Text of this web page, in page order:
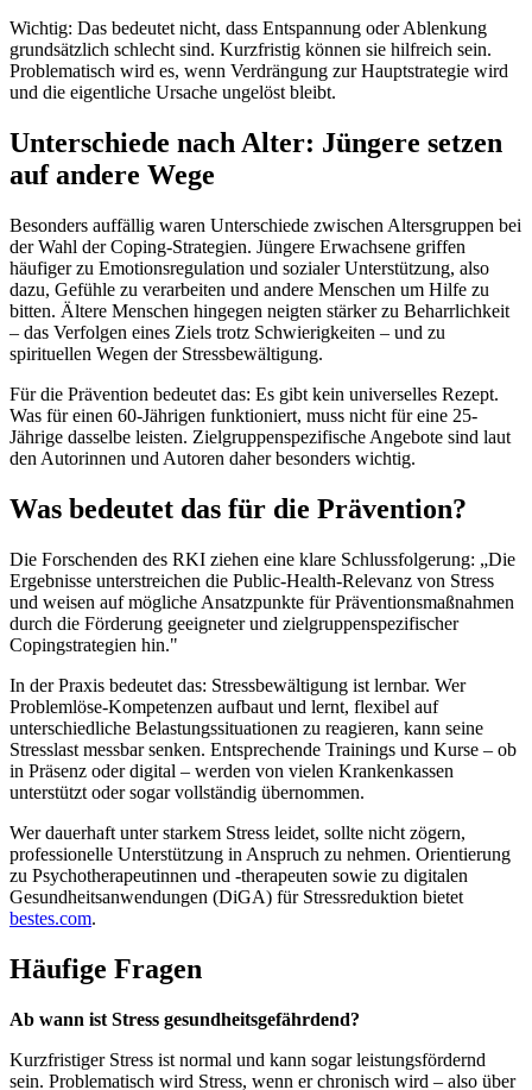
Wichtig: Das bedeutet nicht, dass Entspannung oder Ablenkung
grundsätzlich schlecht sind. Kurzfristig können sie hilfreich sein.
Problematisch wird es, wenn Verdrängung zur Hauptstrategie wird
und die eigentliche Ursache ungelöst bleibt.
Unterschiede nach Alter: Jüngere setzen
auf andere Wege
Besonders auffällig waren Unterschiede zwischen Altersgruppen bei
der Wahl der Coping-Strategien. Jüngere Erwachsene griffen
häufiger zu Emotionsregulation und sozialer Unterstützung, also
dazu, Gefühle zu verarbeiten und andere Menschen um Hilfe zu
bitten. Ältere Menschen hingegen neigten stärker zu Beharrlichkeit
– das Verfolgen eines Ziels trotz Schwierigkeiten – und zu
spirituellen Wegen der Stressbewältigung.
Für die Prävention bedeutet das: Es gibt kein universelles Rezept.
Was für einen 60-Jährigen funktioniert, muss nicht für eine 25-
Jährige dasselbe leisten. Zielgruppenspezifische Angebote sind laut
den Autorinnen und Autoren daher besonders wichtig.
Was bedeutet das für die Prävention?
Die Forschenden des RKI ziehen eine klare Schlussfolgerung: „Die
Ergebnisse unterstreichen die Public-Health-Relevanz von Stress
und weisen auf mögliche Ansatzpunkte für Präventionsmaßnahmen
durch die Förderung geeigneter und zielgruppenspezifischer
Copingstrategien hin."
In der Praxis bedeutet das: Stressbewältigung ist lernbar. Wer
Problemlöse-Kompetenzen aufbaut und lernt, flexibel auf
unterschiedliche Belastungssituationen zu reagieren, kann seine
Stresslast messbar senken. Entsprechende Trainings und Kurse – ob
in Präsenz oder digital – werden von vielen Krankenkassen
unterstützt oder sogar vollständig übernommen.
Wer dauerhaft unter starkem Stress leidet, sollte nicht zögern,
professionelle Unterstützung in Anspruch zu nehmen. Orientierung
zu Psychotherapeutinnen und -therapeuten sowie zu digitalen
Gesundheitsanwendungen (DiGA) für Stressreduktion bietet
bestes.com.
Häufige Fragen
Ab wann ist Stress gesundheitsgefährdend?
Kurzfristiger Stress ist normal und kann sogar leistungsfördernd
sein. Problematisch wird Stress, wenn er chronisch wird – also über